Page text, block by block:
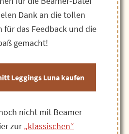
Dank an die tollen
für das Feedback und die
gemacht!
Leggings Luna kaufen
nicht mit Beamer
zur„klassischen“